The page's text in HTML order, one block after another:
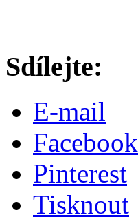
Sdílejte:
E-mail
Facebook
Pinterest
Tisknout